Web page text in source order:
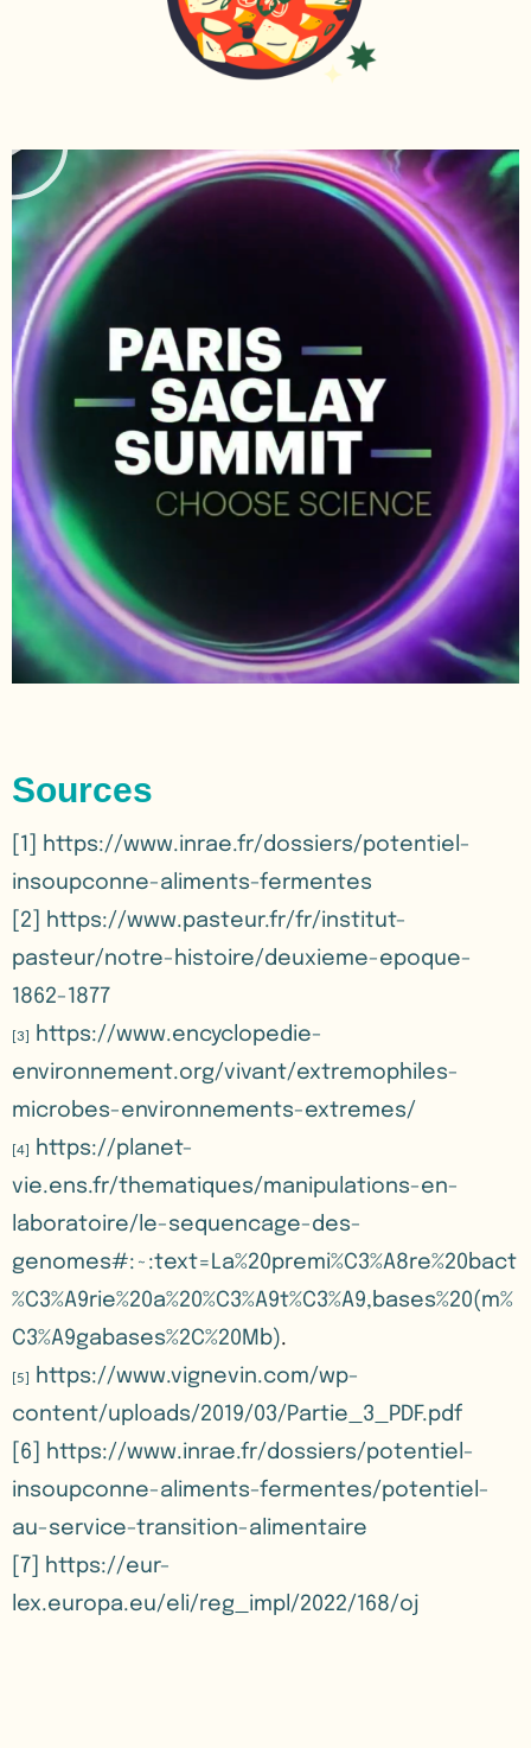
Sources
[1]
https://www.inrae.fr/dossiers/potentiel-
insoupconne-aliments-fermentes
[2]
https://www.pasteur.fr/fr/institut-
pasteur/notre-histoire/deuxieme-epoque-
1862-1877
[3]
https://www.encyclopedie-
environnement.org/vivant/extremophiles-
microbes-environnements-extremes/
[4]
https://planet-
vie.ens.fr/thematiques/manipulations-en-
laboratoire/le-sequencage-des-
genomes#:~:text=La%20premi%C3%A8re%20bact
%C3%A9rie%20a%20%C3%A9t%C3%A9,bases%20(m%
C3%A9gabases%2C%20Mb).
[5]
https://www.vignevin.com/wp-
content/uploads/2019/03/Partie_3_PDF.pdf
[6]
https://www.inrae.fr/dossiers/potentiel-
insoupconne-aliments-fermentes/potentiel-
au-service-transition-alimentaire
[7]
https://eur-
lex.europa.eu/eli/reg_impl/2022/168/oj